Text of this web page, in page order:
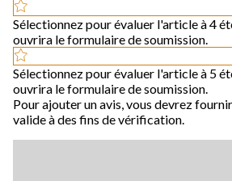
Sélectionnez pour évaluer l'article à 4
ouvrira le formulaire de soumission.
Sélectionnez pour évaluer l'article à 5
ouvrira le formulaire de soumission.
Pour ajouter un avis, vous devrez
valide à des fins de vérification.